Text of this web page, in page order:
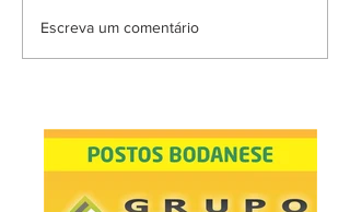
Escreva um comentário